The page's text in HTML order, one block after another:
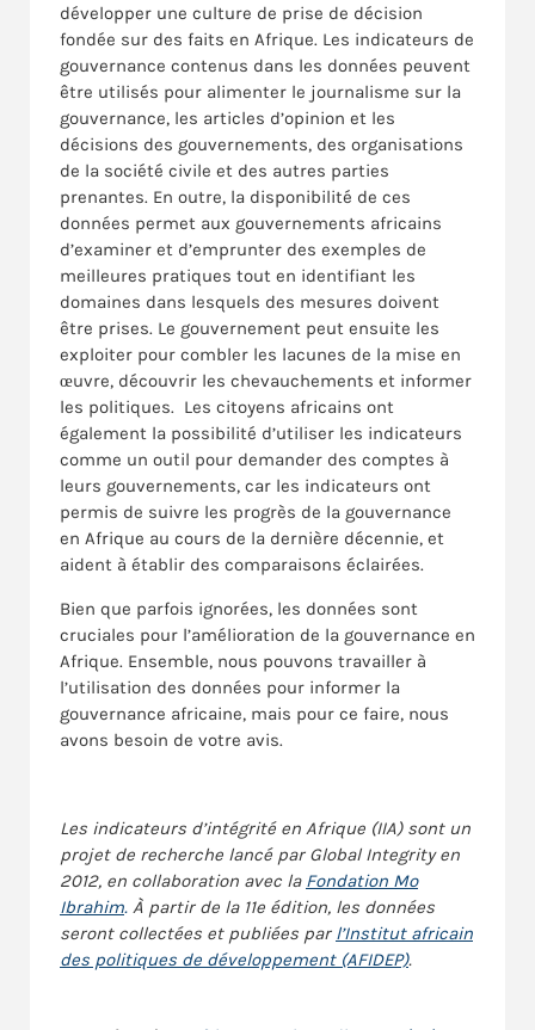
développer une culture de prise de décision
fondée sur des faits en Afrique. Les indicateurs de
gouvernance contenus dans les données peuvent
être utilisés pour alimenter le journalisme sur la
gouvernance, les articles d’opinion et les
décisions des gouvernements, des organisations
de la société civile et des autres parties
prenantes. En outre, la disponibilité de ces
données permet aux gouvernements africains
d’examiner et d’emprunter des exemples de
meilleures pratiques tout en identifiant les
domaines dans lesquels des mesures doivent
être prises. Le gouvernement peut ensuite les
exploiter pour combler les lacunes de la mise en
œuvre, découvrir les chevauchements et informer
les politiques. Les citoyens africains ont
également la possibilité d’utiliser les indicateurs
comme un outil pour demander des comptes à
leurs gouvernements, car les indicateurs ont
permis de suivre les progrès de la gouvernance
en Afrique au cours de la dernière décennie, et
aident à établir des comparaisons éclairées.
Bien que parfois ignorées, les données sont
cruciales pour l’amélioration de la gouvernance en
Afrique. Ensemble, nous pouvons travailler à
l’utilisation des données pour informer la
gouvernance africaine, mais pour ce faire, nous
avons besoin de votre avis.
Les indicateurs d’intégrité en Afrique (IIA) sont un
projet de recherche lancé par Global Integrity en
2012, en collaboration avec la Fondation Mo
Ibrahim. À partir de la 11e édition, les données
seront collectées et publiées par l’Institut africain
des politiques de développement (AFIDEP).